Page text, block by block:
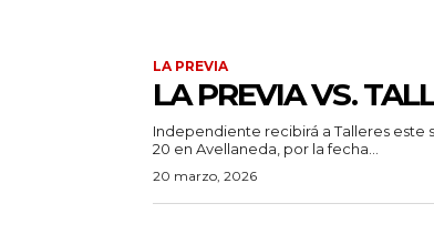
LA PREVIA
LA PREVIA VS.
Independiente recibirá a Talleres este
20 en Avellaneda, por la fecha...
20 marzo, 2026